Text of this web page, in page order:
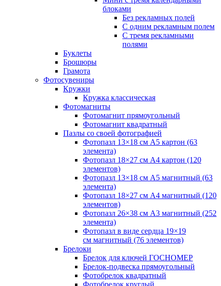
блоками
Без рекламных полей
С одним рекламным полем
С тремя рекламными
полями
Буклеты
Брошюры
Грамота
Фотосувениры
Кружки
Кружка классическая
Фотомагниты
Фотомагнит прямоугольный
Фотомагнит квадратный
Пазлы со своей фотографией
Фотопазл 13×18 см А5 картон (63
элемента)
Фотопазл 18×27 см А4 картон (120
элементов)
Фотопазл 13×18 см А5 магнитный (63
элемента)
Фотопазл 18×27 см А4 магнитный (120
элементов)
Фотопазл 26×38 см А3 магнитный (252
элемента)
Фотопазл в виде сердца 19×19
см магнитный (76 элементов)
Брелоки
Брелок для ключей ГОСНОМЕР
Брелок-подвеска прямоугольный
Фотобрелок квадратный
Фотобрелок круглый